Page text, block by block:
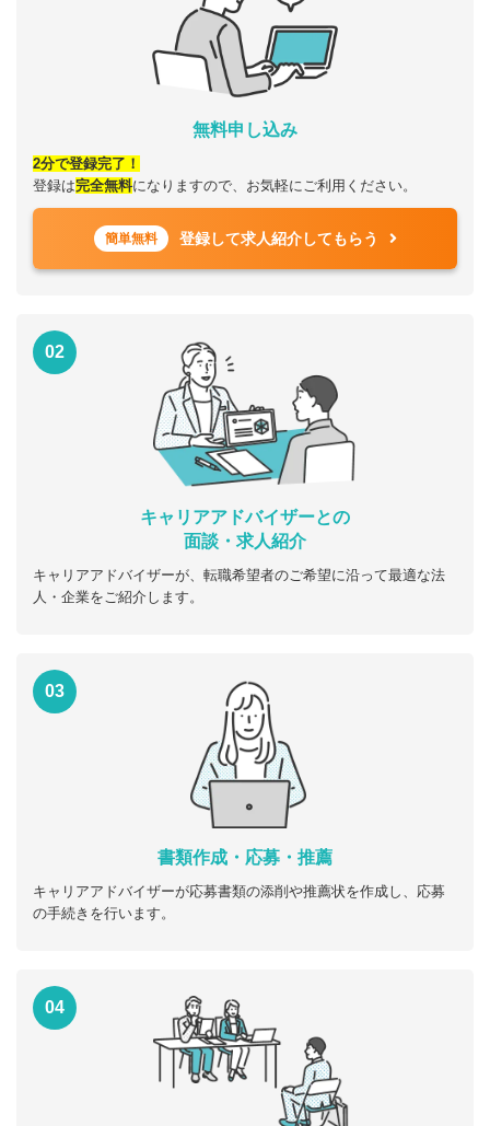
無料申し込み
2分で登録完了！
登録は完全無料になりますので、お気軽にご利用ください。
簡単無料 登録して求人紹介してもらう
02
キャリアアドバイザーとの
面談・求人紹介
キャリアアドバイザーが、転職希望者のご希望に沿って最適な法
人・企業をご紹介します。
03
書類作成・応募・推薦
キャリアアドバイザーが応募書類の添削や推薦状を作成し、応募
の手続きを行います。
04